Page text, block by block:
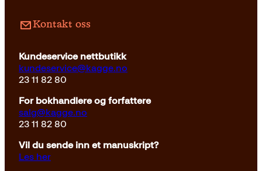
Kontakt oss
Kundeservice nettbutikk
kundeservice@kagge.no
23 11 82 80
For bokhandlere og forfattere
salg@kagge.no
23 11 82 80
Vil du sende inn et manuskript?
Les her